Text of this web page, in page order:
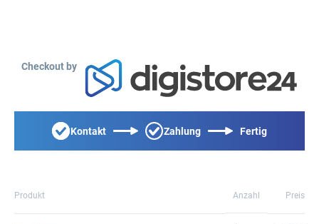
Checkout by
Kontakt Zahlung Fertig
Produkt Anzahl Preis